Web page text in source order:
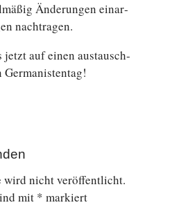
Än­de­run­gen ein­ar­
nachtragen.
jetzt auf einen aus­tausch­
Germanistentag!
wird nicht veröffentlicht.
mit * markiert